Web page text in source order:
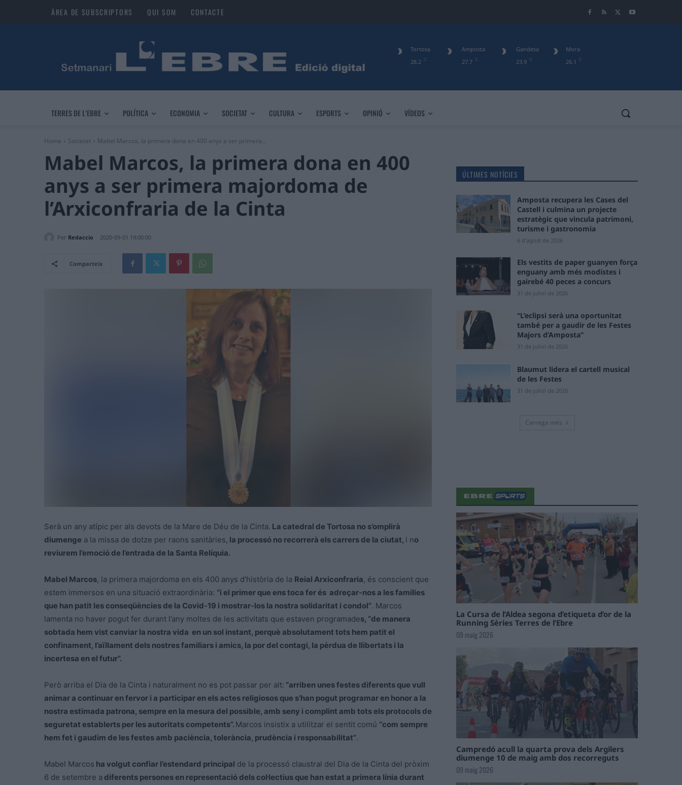
ÀREA DE SUBSCRIPTORS QUI SOM CONTACTE
28.2 C
Tortosa
27.7 C
Amposta
23.9 C
Gandesa
26.1
C
Mora
TERRES DE L’EBRE POLÍTICA ECONOMIA SOCIETAT CULTURA ESPORTS OPINIÓ VÍDEOS
Home Societat Mabel Marcos, la primera dona en 400 anys a ser primera...
Mabel Marcos, la primera dona en 400
anys a ser primera majordoma de
l’Arxiconfraria de la Cinta
Per Redaccio 2020-09-01 19:00:00
Comparteix
Serà un any atípic per als devots de la Mare de Déu de la Cinta. La catedral de Tortosa no s’omplirà
diumenge a la missa de dotze per raons sanitàries, la processó no recorrerà els carrers de la ciutat, i no
reviurem l’emoció de l’entrada de la Santa Relíquia.
Mabel Marcos, la primera majordoma en els 400 anys d’història de la Reial Arxiconfraria, és conscient que
estem immersos en una situació extraordinària: “i el primer que ens toca fer és adreçar-nos a les famílies
que han patit les conseqüències de la Covid-19 i mostrar-los la nostra solidaritat i condol”. Marcos
lamenta no haver pogut fer durant l’any moltes de les activitats que estaven programades, “de manera
sobtada hem vist canviar la nostra vida en un sol instant, perquè absolutament tots hem patit el
confinament, l’aïllament dels nostres familiars i amics, la por del contagi, la pèrdua de llibertats i la
incertesa en el futur”.
Però arriba el Dia de la Cinta i naturalment no es pot passar per alt: “arriben unes festes diferents que vull
animar a continuar en fervor i a participar en els actes religiosos que s’han pogut programar en honor a la
nostra estimada patrona, sempre en la mesura del possible, amb seny i complint amb tots els protocols de
seguretat establerts per les autoritats competents”. Marcos insistix a utilitzar el sentit comú “com sempre
hem fet i gaudim de les festes amb paciència, tolerància, prudència i responsabilitat”.
Mabel Marcos ha volgut confiar l’estendard principal de la processó claustral del Dia de la Cinta del pròxim
6 de setembre a diferents persones en representació dels col·lectius que han estat a primera línia durant
ÚLTIMES NOTÍCIES
Amposta recupera les Cases del
Castell i culmina un projecte
estratègic que vincula patrimoni,
turisme i gastronomia
6 d'agost de 2026
Els vestits de paper guanyen força
enguany amb més modistes i
gairebé 40 peces a concurs
31 de juliol de 2026
“L’eclipsi serà una oportunitat
també per a gaudir de les Festes
Majors d’Amposta”
31 de juliol de 2026
Blaumut lidera el cartell musical
de les Festes
31 de juliol de 2026
Carrega més
La Cursa de l’Aldea segona d’etiqueta d’or de la
Running Sèries Terres de l’Ebre
09 maig 2026
Campredó acull la quarta prova dels Argilers
diumenge 10 de maig amb dos recorreguts
09 maig 2026